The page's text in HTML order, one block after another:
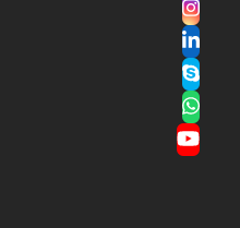
Instagram
LinkedIn
Skype
Whatsapp
YouTube